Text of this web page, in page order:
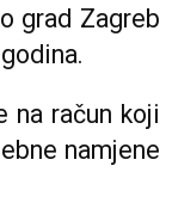
grad Zagreb
na račun koji
namjene